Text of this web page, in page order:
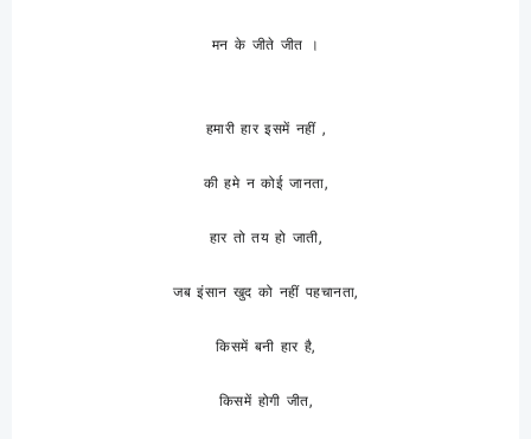
मन के जीते जीत ।
हमारी हार इसमें नहीं ,
की हमे न कोई जानता,
हार तो तय हो जाती,
जब इंसान खुद को नहीं पहचानता,
किसमें बनी हार है,
किसमें होगी जीत,